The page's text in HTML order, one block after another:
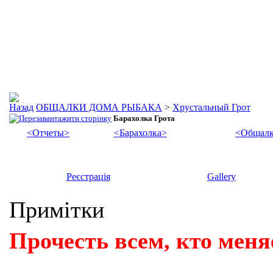
ОБЩАЛКИ ДОМА РЫБАКА > Хрустальный Грот
Барахолка Грота
<Отчеты> <Барахолка>
Реєстрація Gallery
Примітки
Прочесть всем, кто